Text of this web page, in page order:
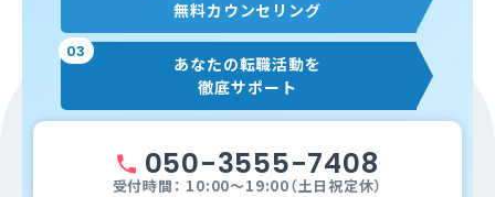
無料カウンセリング
03
あなたの転職活動を
徹底サポート
050-3555-7408
受付時間： 10:00～19:00（土日祝定休）